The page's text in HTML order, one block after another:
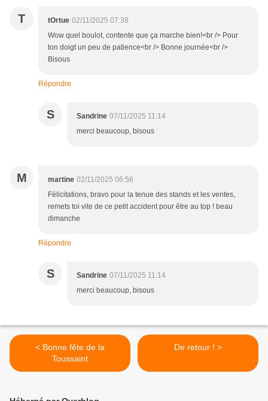
T tOrtue 02/11/2025 07:38
Wow quel boulot, contente que ça marche bien!<br /> Pour
ton doigt un peu de patience<br /> Bonne journée<br />
Bisous
Répondre
S Sandrine 07/11/2025 11:14
merci beaucoup, bisous
M martine 02/11/2025 06:56
Félicitations, bravo pour la tenue des stands et les ventes,
remets toi vite de ce petit accident pour être au top ! beau
dimanche
Répondre
S Sandrine 07/11/2025 11:14
merci beaucoup, bisous
< Bonne fête de la
Toussaint
De retour ! >